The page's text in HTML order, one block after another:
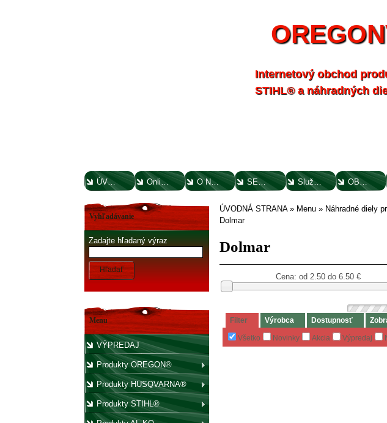
Internetový obchod
STIHL® a náhradných
ÚVODNÁ STRANA Online parts katalógy O NÁS SERVIS Služby - záhrada OBCHODNÉ PODMIENKY
Vyhľadávanie
Zadajte hľadaný výraz
Hľadať
Menu
VÝPREDAJ
Produkty OREGON®
Produkty HUSQVARNA®
Produkty STIHL®
ÚVODNÁ STRANA» Menu » Náhradné diely
Dolmar
Dolmar
Cena: od 2.50 do 6.50 €
Filter Výrobca Dostupnosť
Všetko Novinky Akcia Výpredaj